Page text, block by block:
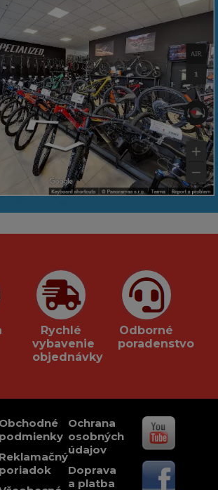
Rychlé
vybavenie
objednávky
Odborné
poradenstvo
Obchodné
podmienky
Reklamačný
poriadok
Ochrana
osobných
údajov
Doprava
a platba